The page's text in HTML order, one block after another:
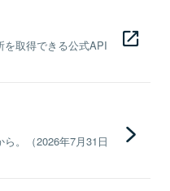
を取得できる公式API
。（2026年7月31日